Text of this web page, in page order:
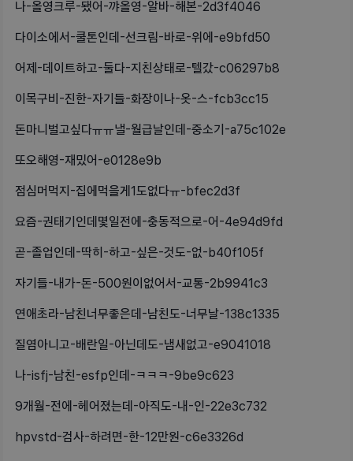
나-올영크루-됐어-꺄올영-알바-해본-2d3f4046
다이소에서-쿨톤인데-선크림-바로-위에-e9bfd50
어제-데이트하고-둘다-지친상태로-텔갔-c06297b8
이목구비-진한-자기들-화장이나-옷-스-fcb3cc15
돈마니벌고싶다ㅠㅠ낼-월급날인데-중소기-a75c102e
또오해영-재밌어-e0128e9b
점심머먹지-집에먹을게1도없다ㅠ-bfec2d3f
요즘-권태기인데몇일전에-충동적으로-어-4e94d9fd
곧-졸업인데-딱히-하고-싶은-것도-없-b40f105f
자기들-내가-돈-500원이없어서-교통-2b9941c3
연애초라-남친너무좋은데-남친도-너무날-138c1335
질염아니고-배란일-아닌데도-냄새없고-e9041018
나-isfj-남친-esfp인데-ㅋㅋㅋ-9be9c623
9개월-전에-헤어졌는데-아직도-내-인-22e3c732
hpvstd-검사-하려면-한-12만원-c6e3326d